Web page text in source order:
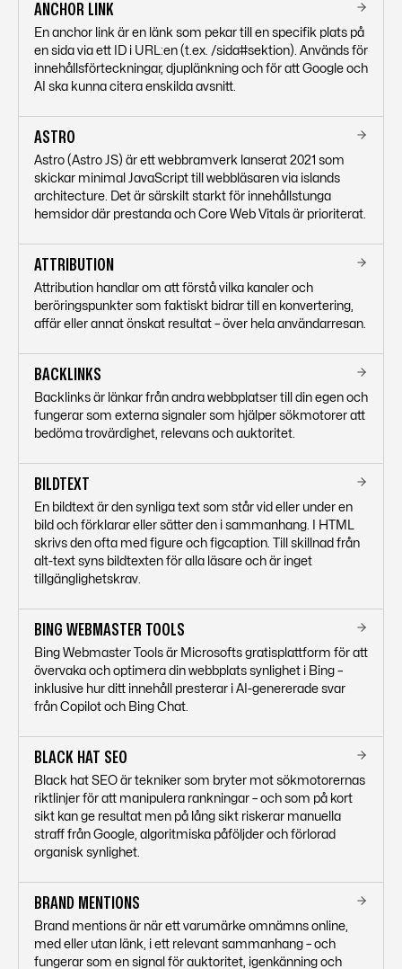
ANCHOR LINK
En anchor link är en länk som pekar till en specifik plats på
en sida via ett ID i URL:en (t.ex. /sida#sektion). Används för
innehållsförteckningar, djuplänkning och för att Google och
AI ska kunna citera enskilda avsnitt.
ASTRO
Astro (Astro JS) är ett webbramverk lanserat 2021 som
skickar minimal JavaScript till webbläsaren via islands
architecture. Det är särskilt starkt för innehållstunga
hemsidor där prestanda och Core Web Vitals är prioriterat.
ATTRIBUTION
Attribution handlar om att förstå vilka kanaler och
beröringspunkter som faktiskt bidrar till en konvertering,
affär eller annat önskat resultat – över hela användarresan.
BACKLINKS
Backlinks är länkar från andra webbplatser till din egen och
fungerar som externa signaler som hjälper sökmotorer att
bedöma trovärdighet, relevans och auktoritet.
BILDTEXT
En bildtext är den synliga text som står vid eller under en
bild och förklarar eller sätter den i sammanhang. I HTML
skrivs den ofta med figure och figcaption. Till skillnad från
alt-text syns bildtexten för alla läsare och är inget
tillgänglighetskrav.
BING WEBMASTER TOOLS
Bing Webmaster Tools är Microsofts gratisplattform för att
övervaka och optimera din webbplats synlighet i Bing –
inklusive hur ditt innehåll presterar i AI-genererade svar
från Copilot och Bing Chat.
BLACK HAT SEO
Black hat SEO är tekniker som bryter mot sökmotorernas
riktlinjer för att manipulera rankningar – och som på kort
sikt kan ge resultat men på lång sikt riskerar manuella
straff från Google, algoritmiska påföljder och förlorad
organisk synlighet.
BRAND MENTIONS
Brand mentions är när ett varumärke omnämns online,
med eller utan länk, i ett relevant sammanhang – och
fungerar som en signal för auktoritet, igenkänning och